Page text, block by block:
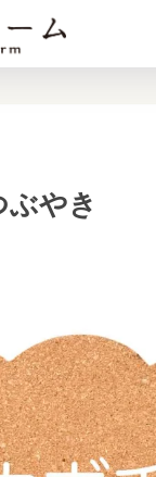
ぶやき